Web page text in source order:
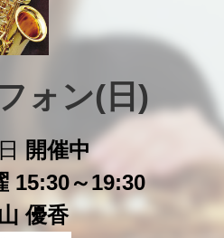
ォン(日)
開催中
15:30～19:30
優香